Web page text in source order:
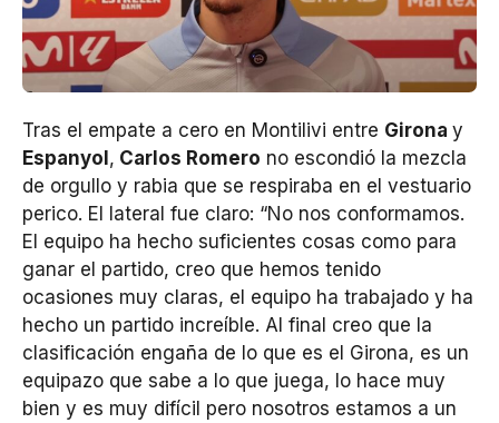
Tras el empate a cero en Montilivi entre Girona y
Espanyol, Carlos Romero no escondió la mezcla
de orgullo y rabia que se respiraba en el vestuario
perico. El lateral fue claro: “No nos conformamos.
El equipo ha hecho suficientes cosas como para
ganar el partido, creo que hemos tenido
ocasiones muy claras, el equipo ha trabajado y ha
hecho un partido increíble. Al final creo que la
clasificación engaña de lo que es el Girona, es un
equipazo que sabe a lo que juega, lo hace muy
bien y es muy difícil pero nosotros estamos a un